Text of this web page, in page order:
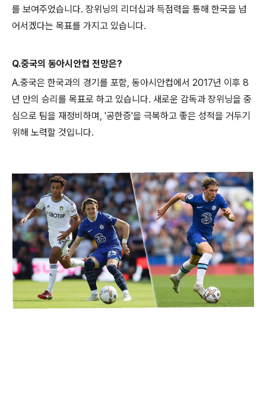
를 보여주었습니다. 장위닝의 리더십과 득점력을 통해 한국을 넘
어서겠다는 목표를 가지고 있습니다.
Q.중국의 동아시안컵 전망은?
A.중국은 한국과의 경기를 포함, 동아시안컵에서 2017년 이후 8
년 만의 승리를 목표로 하고 있습니다. 새로운 감독과 장위닝을 중
심으로 팀을 재정비하며, '공한증'을 극복하고 좋은 성적을 거두기
위해 노력할 것입니다.